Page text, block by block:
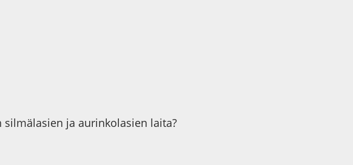
ja aurinkolasien laita?